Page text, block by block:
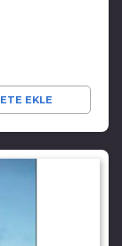
EKLE